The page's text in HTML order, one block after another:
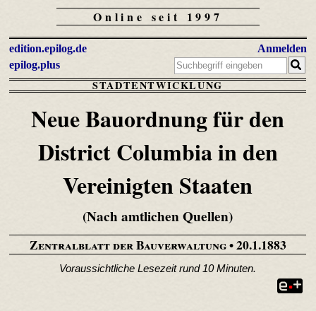
Online seit 1997
edition.epilog.de
epilog.plus
Anmelden
STADTENTWICKLUNG
Neue Bauordnung für den
District Columbia in den
Vereinigten Staaten
(Nach amtlichen Quellen)
Zentralblatt der Bauverwaltung• 20.1.1883
Voraussichtliche Lesezeit rund 10 Minuten.